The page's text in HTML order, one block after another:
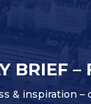
BRIEF –
& inspiration –